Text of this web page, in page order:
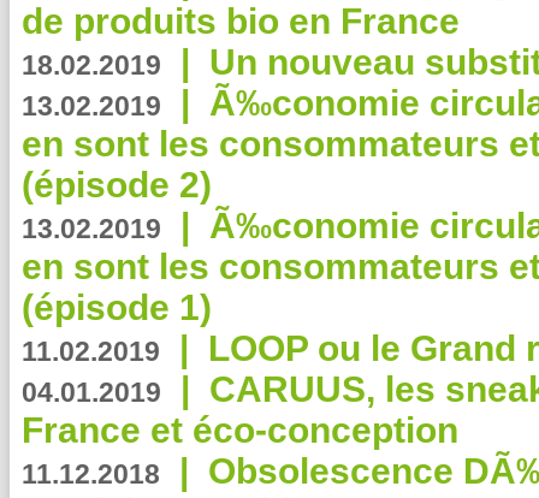
de produits bio en France
18.02.2019 | Un nouveau
13.02.2019 | Ã‰conomie
en sont les consommateurs
(épisode 2)
13.02.2019 | Ã‰conomie
en sont les consommateurs
(épisode 1)
11.02.2019 | LOOP ou le Grand
04.01.2019 | CARUUS, les
France et éco-conception
11.12.2018 | Obsolescence